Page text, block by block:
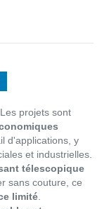
Les projets sont
d'applications, y
et industrielles.
télescopique
sans couture, ce
limité